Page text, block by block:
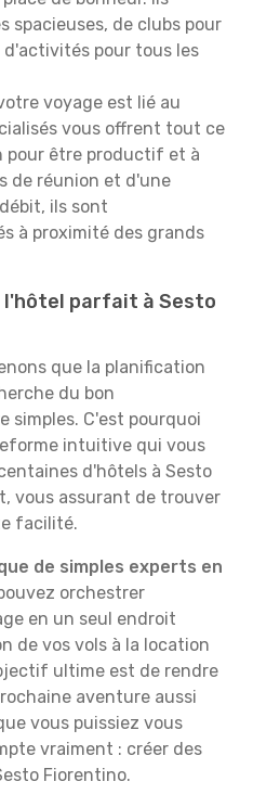
spacieuses, de clubs pour
pour tous les
voyage est lié au
vous offrent tout ce
pour être productif et à
de réunion et d'une
ils sont
à proximité des grands
l'hôtel parfait à Sesto
que la planification
du bon
simples. C'est pourquoi
intuitive qui vous
d'hôtels à Sesto
vous assurant de trouver
facilité.
de simples experts en
orchestrer
en un seul endroit
de vos vols à la location
ultime est de rendre
aventure aussi
vous puissiez vous
vraiment : créer des
Fiorentino.